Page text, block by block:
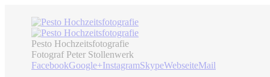
Pesto Hochzeitsfotografie
Fotograf Peter Stollenwerk
FacebookGoogle+InstagramSkypeWebseiteMail